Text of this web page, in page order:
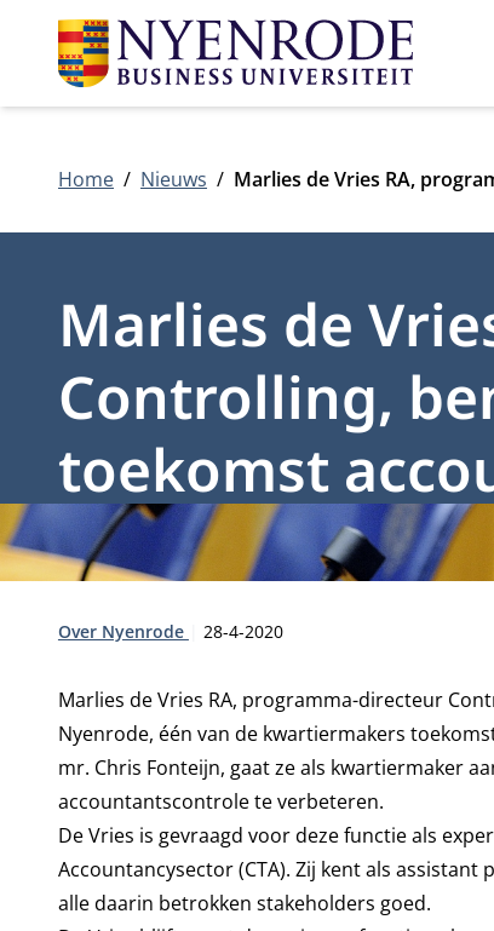
Home Nieuws Marlies de Vries RA,
Marlies de
Controlling,
toekomst
Type:
Over Nyenrode Publicatiedatum:
28-4-2020
Marlies de Vries RA, programma-directeur
Nyenrode, één van de kwartiermakers
mr. Chris Fonteijn, gaat ze als kwartiermaker
accountantscontrole te verbeteren.
De Vries is gevraagd voor deze functie als
Accountancysector (CTA). Zij kent als
alle daarin betrokken stakeholders goed.